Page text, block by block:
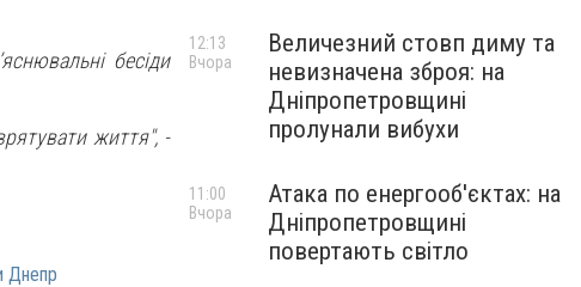
бесіди
життя",-
Днепр
Величезний стовп диму та
невизначена зброя: на
Дніпропетровщині
пролунали вибухи
12:13
Вчора
Атака по енергооб'єктах: на
Дніпропетровщині
повертають світло
11:00
Вчора